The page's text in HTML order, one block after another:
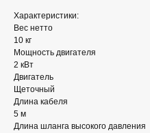
Характеристики:
Вес нетто
10 кг
Мощность двигателя
2 кВт
Двигатель
Щеточный
Длина кабеля
5 м
Длина шланга высокого давления